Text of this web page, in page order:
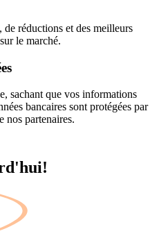
réductions et des meilleurs
le marché.
sachant que vos informations
bancaires sont protégées par
nos partenaires.